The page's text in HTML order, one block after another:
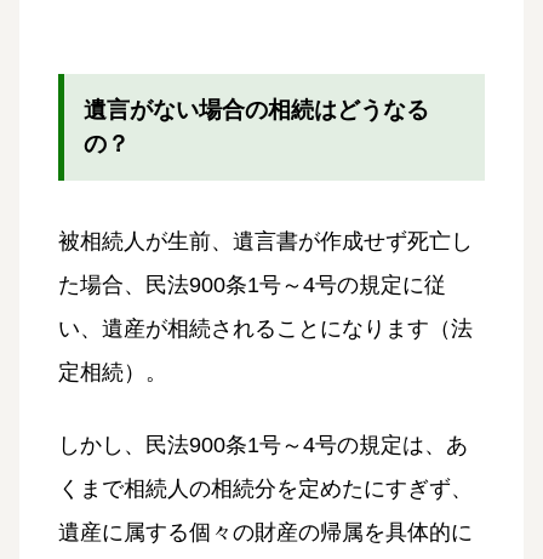
遺言がない場合の相続はどうなる
の？
被相続人が生前、遺言書が作成せず死亡し
た場合、民法900条1号～4号の規定に従
い、遺産が相続されることになります（法
定相続）。
しかし、民法900条1号～4号の規定は、あ
くまで相続人の相続分を定めたにすぎず、
遺産に属する個々の財産の帰属を具体的に